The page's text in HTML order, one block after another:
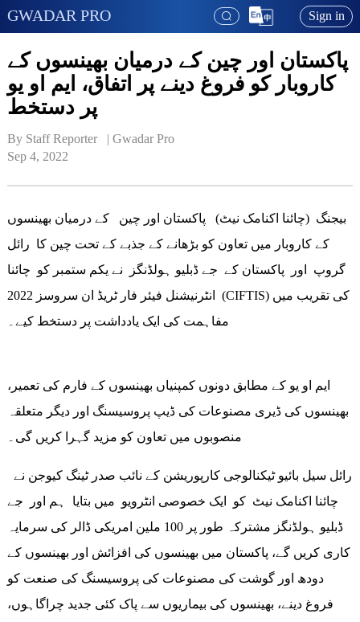
GWADAR PRO Sign in
پاکستان اور چین کے درمیان بھینسوں کے
کاروبار کو فروغ دینے پر اتفاق، ایم او یو
پر دستخط
By Staff Reporter   | Gwadar Pro
Sep 4, 2022
بیجنگ (چائنا اکنامک نیٹ) پاکستان اور چین کے درمیان بھینسوں
کے کاروبار میں تعاون کو بڑھانے کے جذبے کے تحت چین کا رائل
گروپ اور پاکستان کے جے ڈبلیو ہولڈنگز نے یکم ستمبر کو چائنا
انٹرنیشنل فیئر فار ٹریڈ ان سروسز 2022 (CIFTIS) کی تقریب میں
مفاہمت کی ایک یادداشت پر دستخط کیے۔
ایم او یو کے مطابق دونوں کمپنیاں بھینسوں کے فارم کی تعمیر،
بھینسوں کی ڈیری مصنوعات کی ڈیپ پروسیسنگ اور دیگر متعلقہ
منصوبوں میں تعاون کو مزید گہرا کریں گی۔
چائنا اکنامک نیٹ کو ایک خصوصی انٹرویو میں بتایا ہم اور جے
ڈبلیو ہولڈنگز مشترکہ طور پر 100 ملین امریکی ڈالر کی سرمایہ
کاری کریں گے، پاکستان میں بھینسوں کی افزائش اور بھینسوں کے
دودھ اور گوشت کی مصنوعات کی پروسیسنگ کی صنعت کو
فروغ دینے، بھینسوں کی بیماریوں سے پاک کئی جدید چراگاہوں،